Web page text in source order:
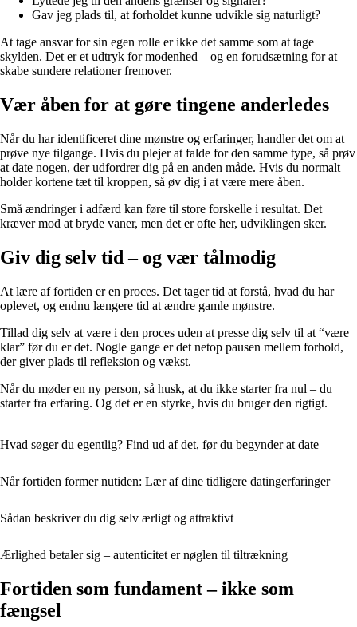
Gav jeg plads til, at forholdet kunne udvikle sig naturligt?
At tage ansvar for sin egen rolle er ikke det samme som at tage
skylden. Det er et udtryk for modenhed – og en forudsætning for at
skabe sundere relationer fremover.
Vær åben for at gøre tingene anderledes
Når du har identificeret dine mønstre og erfaringer, handler det om at
prøve nye tilgange. Hvis du plejer at falde for den samme type, så prøv
at date nogen, der udfordrer dig på en anden måde. Hvis du normalt
holder kortene tæt til kroppen, så øv dig i at være mere åben.
Små ændringer i adfærd kan føre til store forskelle i resultat. Det
kræver mod at bryde vaner, men det er ofte her, udviklingen sker.
Giv dig selv tid – og vær tålmodig
At lære af fortiden er en proces. Det tager tid at forstå, hvad du har
oplevet, og endnu længere tid at ændre gamle mønstre.
Tillad dig selv at være i den proces uden at presse dig selv til at “være
klar” før du er det. Nogle gange er det netop pausen mellem forhold,
der giver plads til refleksion og vækst.
Når du møder en ny person, så husk, at du ikke starter fra nul – du
starter fra erfaring. Og det er en styrke, hvis du bruger den rigtigt.
Hvad søger du egentlig? Find ud af det, før du begynder at date
Når fortiden former nutiden: Lær af dine tidligere datingerfaringer
Sådan beskriver du dig selv ærligt og attraktivt
Ærlighed betaler sig – autenticitet er nøglen til tiltrækning
Fortiden som fundament – ikke som
fængsel